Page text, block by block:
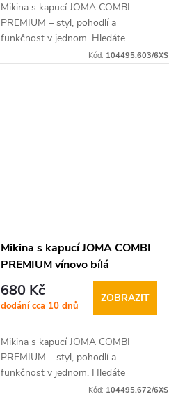
Mikina s kapucí JOMA COMBI
PREMIUM – styl, pohodlí a
funkčnost v jednom. Hledáte
univerzální mikinu, která skvěle
Kód: 104495.603/6XS
Mikina s kapucí JOMA COMBI
PREMIUM vínovo bílá
680 Kč
dodání cca 10 dnů
ZOBRAZIT
Mikina s kapucí JOMA COMBI
PREMIUM – styl, pohodlí a
funkčnost v jednom. Hledáte
univerzální mikinu, která skvěle
Kód: 104495.672/6XS